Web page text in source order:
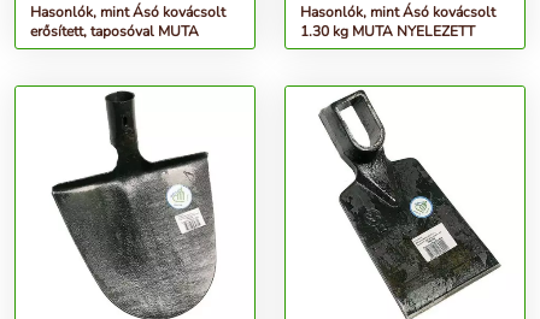
Hasonlók, mint Ásó kovácsolt
erősített, taposóval MUTA
Hasonlók, mint Ásó kovácsolt
1.30 kg MUTA NYELEZETT